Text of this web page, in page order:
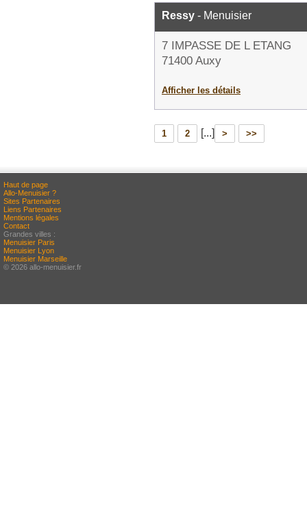
Ressy - Menuisier
7 IMPASSE DE L ETANG
71400 Auxy
Afficher les détails
1 2 [...] > >>
Haut de page
Allo-Menuisier ?
Sites Partenaires
Liens Partenaires
Mentions légales
Contact
Grandes villes :
Menuisier Paris
Menuisier Lyon
Menuisier Marseille
© 2026 allo-menuisier.fr